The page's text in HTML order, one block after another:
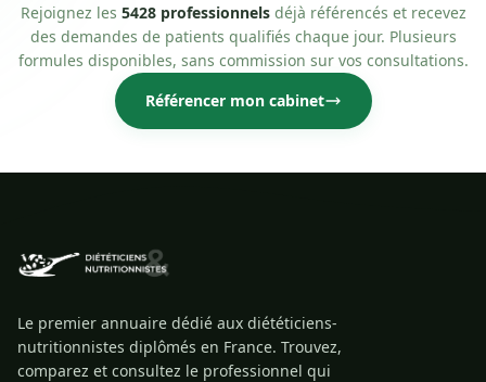
Rejoignez les 5428 professionnelsdéjà référencés et recevez
des demandes de patients qualifiés chaque jour. Plusieurs
formules disponibles, sans commission sur vos consultations.
Référencer mon cabinet
Le premier annuaire dédié aux diététiciens-
nutritionnistes diplômés en France. Trouvez,
comparez et consultez le professionnel qui